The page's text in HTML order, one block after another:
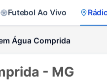
Futebol Ao Vivo
Água Comprida
- MG